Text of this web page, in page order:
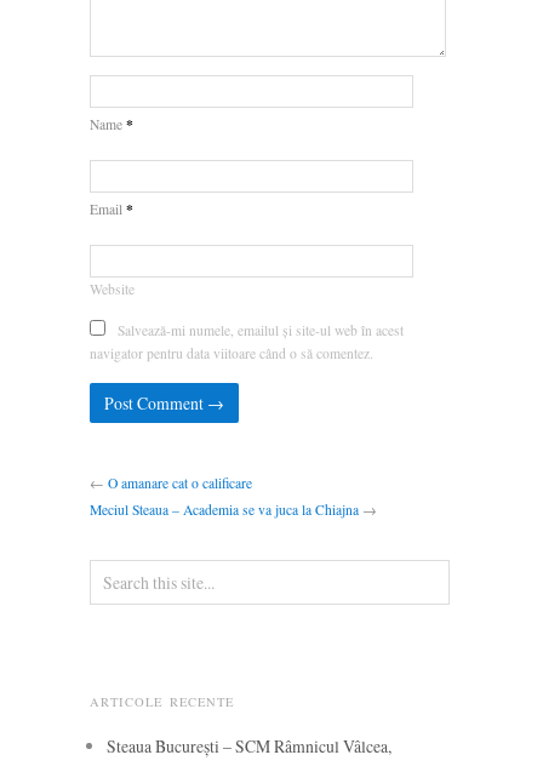
Name *
Email *
Website
Salvează-mi numele, emailul și site-ul web în acest
navigator pentru data viitoare când o să comentez.
← O amanare cat o calificare
Meciul Steaua – Academia se va juca la Chiajna →
ARTICOLE RECENTE
Steaua București – SCM Râmnicul Vâlcea,